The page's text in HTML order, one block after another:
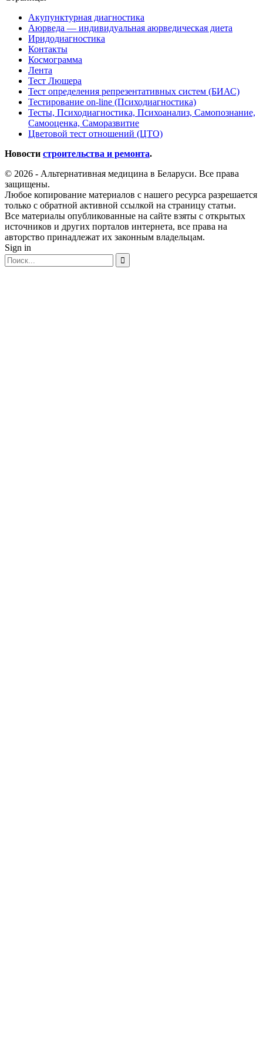
Акупунктурная диагностика
Аюрведа — индивидуальная аюрведическая диета
Иридодиагностика
Контакты
Космограмма
Лента
Тест Люшера
Тест определения репрезентативных систем (БИАС)
Тестирование on-line (Психодиагностика)
Тесты, Психодиагностика, Психоанализ, Самопознание,
Самооценка, Саморазвитие
Цветовой тест отношений (ЦТО)
Новости строительства и ремонта.
© 2026 - Альтернативная медицина в Беларуси. Все права
защищены.
Любое копирование материалов с нашего ресурса разрешается
только с обратной активной ссылкой на страницу статьи.
Все материалы опубликованные на сайте взяты с открытых
источников и других порталов интернета, все права на
авторство принадлежат их законным владельцам.
Sign in